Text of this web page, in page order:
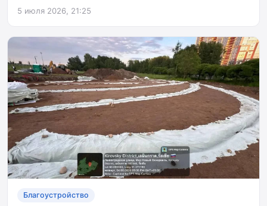
5 июля 2026, 21:25
Благоустройство